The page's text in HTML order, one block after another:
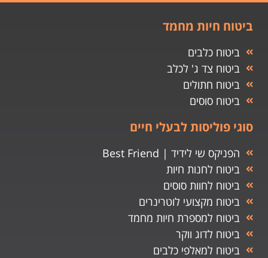
ביטוח חיות מחמד
ביטוח כלבים
ביטוח צד ג' לכלב
ביטוח חתולים
ביטוח סוסים
סוגי פוליסות לבעלי חיים
הפניקס שי לידיד | Best Friend
ביטוח לחנות חיות
ביטוח לחוות סוסים
ביטוח מקצועי לוטרינרים
ביטוח למספרת חיות מחמד
ביטוח לדוג ווקר
ביטוח למאלפי כלבים